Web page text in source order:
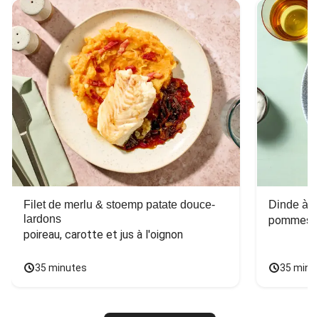
Filet de merlu & stoemp patate douce-
lardons
poireau, carotte et jus à l'oignon
35 minutes
Dinde à
pommes
35